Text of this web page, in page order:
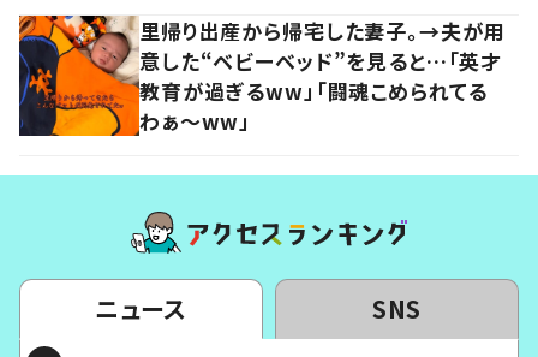
里帰り出産から帰宅した妻子。→夫が用
意した“ベビーベッド”を見ると…「英才
教育が過ぎるww」「闘魂こめられてる
わぁ～ww」
ニュース SNS